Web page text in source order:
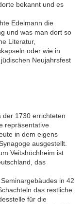
bekannt und es
Edelmann die
und was man dort so
Literatur,
oder wie in
Neujahrsfest
der 1730 errichteten
repräsentative
in dem eigens
ausgestellt.
Veitshöchheim ist
das
in 42
das restliche
für die